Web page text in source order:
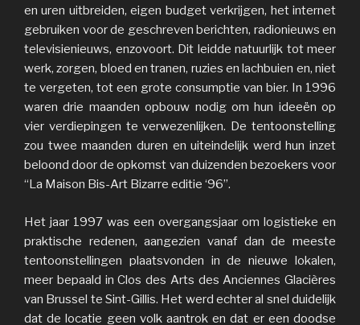
en uren uitbreiden, eigen budget verkrijgen, het internet
gebruiken voor de geschreven berichten, radionieuws en
televisienieuws, enzovoort. Dit leidde natuurlijk tot meer
werk, zorgen, bloed en tranen, ruzies en lachbuien en, niet
te vergeten, tot een grote consumptie van bier. In 1996
waren drie maanden opbouw nodig om hun ideeën op
vier verdiepingen te verwezenlijken. De tentoonstelling
zou twee maanden duren en uiteindelijk werd hun inzet
beloond door de opkomst van duizenden bezoekers voor
“La Maison Bis-Art Bizarre editie ‘96”.
Het jaar 1997 was een overgangsjaar om logistieke en
praktische redenen, aangezien vanaf dan de meeste
tentoonstellingen plaatsvonden in de nieuwe lokalen,
meer bepaald in Clos des Arts des Anciennes Glacières
van Brussel te Sint-Gillis. Het werd echter al snel duidelijk
dat de locatie geen volk aantrok en dat er een doodse